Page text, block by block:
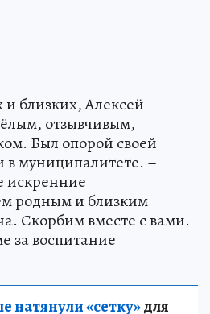
близких, Алексей
отзывчивым,
Был опорой своей
в муниципалитете. –
искренние
родным и близким
Скорбим вместе с вами.
за воспитание
натянули «сетку»для